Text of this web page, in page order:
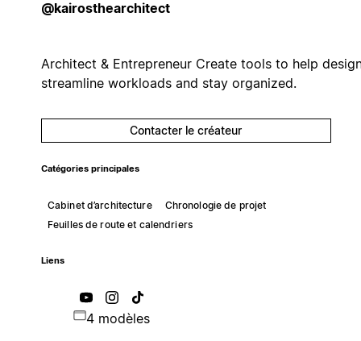
@kairosthearchitect
Architect & Entrepreneur Create tools to help
streamline workloads and stay organized.
Contacter le créateur
Catégories principales
Cabinet d’architecture
Chronologie de projet
Feuilles de route et calendriers
Liens
4 modèles